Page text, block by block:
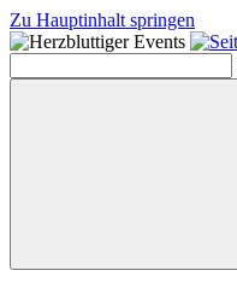
Zu Hauptinhalt springen